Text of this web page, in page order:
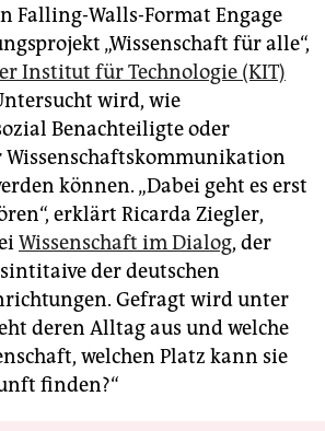
Falling-Walls-Format Engage
„Wissenschaft für alle“,
Institut für Technologie (KIT)
wird, wie
Benachteiligte oder
Wissenschaftskommunikation
können. „Dabei geht es erst
erklärt Ricarda Ziegler,
Wissenschaft im Dialog, der
der deutschen
Gefragt wird unter
deren Alltag aus und welche
welchen Platz kann sie
finden?“